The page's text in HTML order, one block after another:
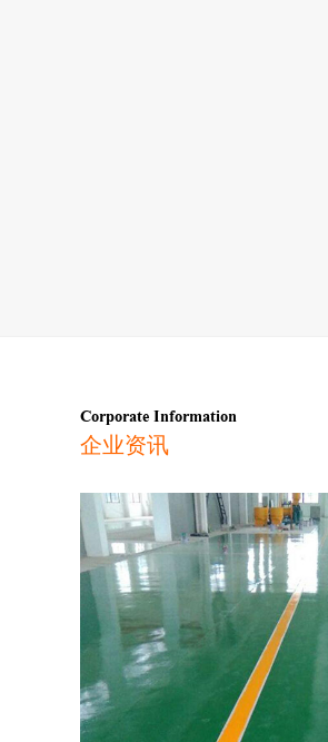
Corporate Information
企业资讯